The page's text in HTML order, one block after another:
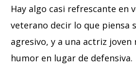
Hay algo casi refrescante en
veterano decir lo que piensa
agresivo, y a una actriz
humor en lugar de defensiva.